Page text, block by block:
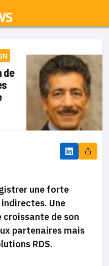
de
une forte
Une
croissante de son
partenaires mais
RDS.